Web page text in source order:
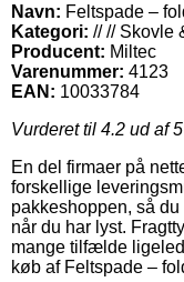
Navn: Feltspade –
Kategori: // // Skovle
Producent: Miltec
Varenummer: 4123
EAN: 10033784
Vurderet til 4.2 ud af
En del firmaer på
forskellige
pakkeshoppen, så
når du har lyst.
mange tilfælde
køb af Feltspade –